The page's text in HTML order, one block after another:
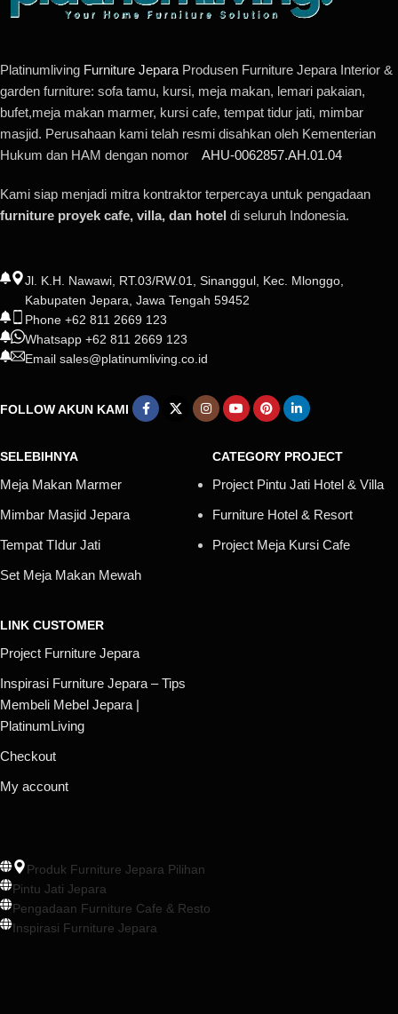
Platinumliving Furniture Jepara Produsen Furniture Jepara Interior &
garden furniture: sofa tamu, kursi, meja makan, lemari pakaian,
bufet,meja makan marmer, kursi cafe, tempat tidur jati, mimbar
masjid. Perusahaan kami telah resmi disahkan oleh Kementerian
Hukum dan HAM dengan nomor AHU-0062857.AH.01.04
Kami siap menjadi mitra kontraktor terpercaya untuk pengadaan
furniture proyek cafe, villa, dan hotel di seluruh Indonesia.
Jl. K.H. Nawawi, RT.03/RW.01, Sinanggul, Kec. Mlonggo,
Kabupaten Jepara, Jawa Tengah 59452
Phone +62 811 2669 123
Whatsapp +62 811 2669 123
Email sales@platinumliving.co.id
FOLLOW AKUN KAMI
SELEBIHNYA
Meja Makan Marmer
Mimbar Masjid Jepara
Tempat TIdur Jati
Set Meja Makan Mewah
CATEGORY PROJECT
Project Pintu Jati Hotel & Villa
Furniture Hotel & Resort
Project Meja Kursi Cafe
LINK CUSTOMER
Project Furniture Jepara
Inspirasi Furniture Jepara – Tips
Membeli Mebel Jepara |
PlatinumLiving
Checkout
My account
Produk Furniture Jepara Pilihan
Pintu Jati Jepara
Pengadaan Furniture Cafe & Resto
Inspirasi Furniture Jepara